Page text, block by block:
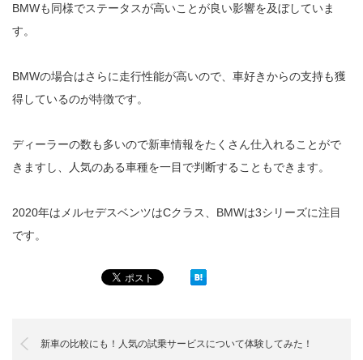
BMWも同様でステータスが高いことが良い影響を及ぼしていま
す。
BMWの場合はさらに走行性能が高いので、車好きからの支持も獲
得しているのが特徴です。
ディーラーの数も多いので新車情報をたくさん仕入れることがで
きますし、人気のある車種を一目で判断することもできます。
2020年はメルセデスベンツはCクラス、BMWは3シリーズに注目
です。
新車の比較にも！人気の試乗サービスについて体験してみた！